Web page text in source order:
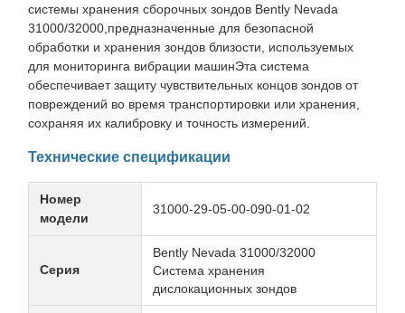
системы хранения сборочных зондов Bently Nevada
31000/32000,предназначенные для безопасной
обработки и хранения зондов близости, используемых
для мониторинга вибрации машинЭта система
обеспечивает защиту чувствительных концов зондов от
повреждений во время транспортировки или хранения,
сохраняя их калибровку и точность измерений.
Технические спецификации
Номер
модели
31000-29-05-00-090-01-02
Серия
Bently Nevada 31000/32000
Система хранения
дислокационных зондов